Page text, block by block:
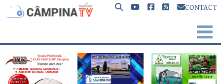
CONTACT